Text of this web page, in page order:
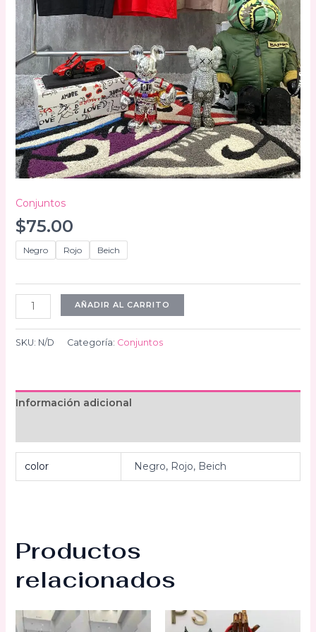
Conjuntos
$75.00
Negro Rojo Beich
Conjunto
masculino
AÑADIR AL CARRITO
SKU: N/D Categoría: Conjuntos
Información adicional
color Negro, Rojo, Beich
Productos
relacionados